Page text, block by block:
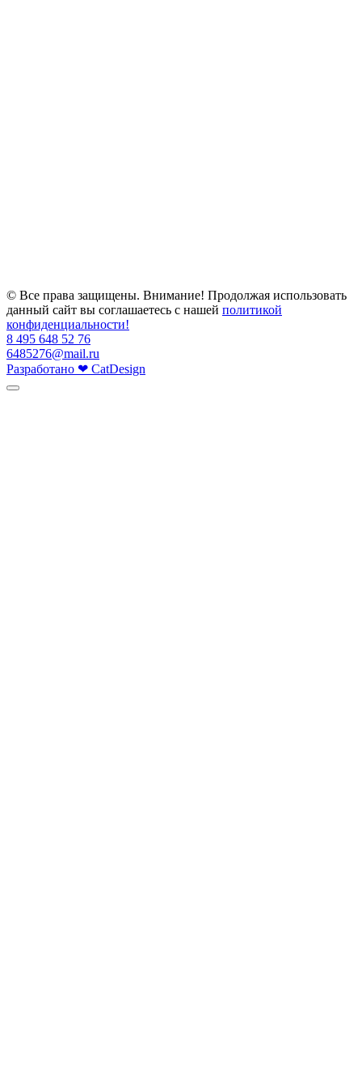
© Все права защищены. Внимание! Продолжая использовать
данный сайт вы соглашаетесь с нашей политикой
конфиденциальности!
8 495 648 52 76
6485276@mail.ru
Разработано ❤ CatDesign